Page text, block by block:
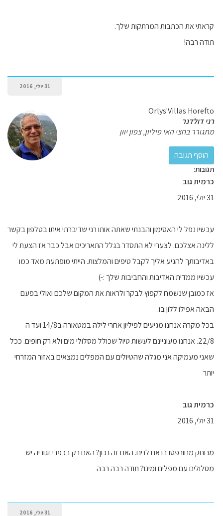
קראתי את הכתבות המרתקות שלך.
תודה רבה!
31 יולי, 2016
Orlys'Villas Horefto
רני דולדנר
מתגורר בחצי האי פיליון, צפון יוון
תגובות:
כרמית גוב
31 יולי, 2016
עכשיו נפל לי האסימון והבנתי שאתה אותו רני שדיברתי איתו בטלפון בקשר
ללינה אצלכם. לצערי לא התסדר בגלל התאריכים אבל כבר אז הצעת לי
באדיבותך להגיע אליך לקבל טיפים והמלצות. הייתי מופתעת מאד כמו
עכשיו ממדית האדיבות והחביבות שלך :-)
אז כמובן שנשמח לקפוץ לבקר ולראות את המקום שלכם ואולי בפעם
הבאה אפילו ללון בו.
בכל מקרה אנחנו מגיעים לפיליון אחרי לילה במטאורה ב14/8 ועד ה
22/8. אנחנו מעוניינם לעשות טיול שכולל מסלולי מים ולא רק חופים. ככל
שאני מעמיקה אני מגלה שהטיולים עם המפלים נמצאים באזור המזרחי
יותר
כרמית גוב
31 יולי, 2016
מרוחק מחורפטו בו אנו לנים. האם זה נכון? האם רק בכפרי זגוריה יש
מסלולים עם מפלים ומים? תודה רבה רבה
31 יולי, 2016